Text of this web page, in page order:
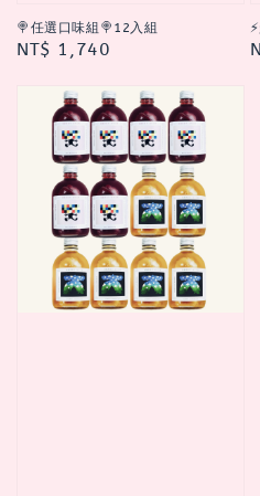
🍭任選口味組🍭12入組
Regular
NT$ 1,740